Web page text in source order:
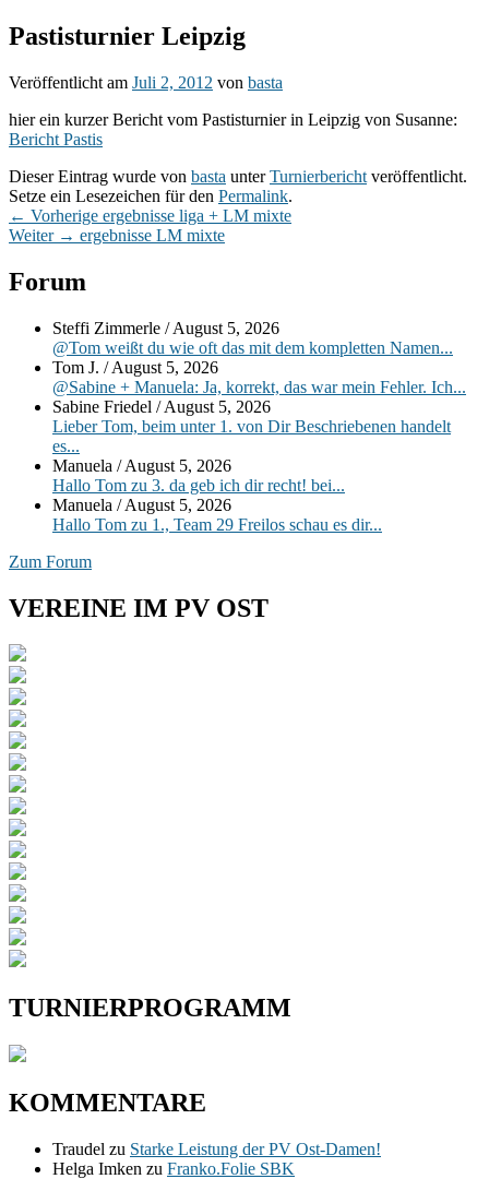
Pastisturnier Leipzig
Veröffentlicht am Juli 2, 2012 von basta
hier ein kurzer Bericht vom Pastisturnier in Leipzig von Susanne:
Bericht Pastis
Dieser Eintrag wurde von basta unterTurnierbericht veröffentlicht.
Setze ein Lesezeichen für den Permalink.
Beitragsnavigation
← Vorherige Vorheriger
Beitrag:
ergebnisse liga + LM mixte
Weiter → Nächster
ergebnisse LM mixte
Primärer
Widgetbereich
Forum
Steffi Zimmerle /August 5, 2026
@Tom weißt du wie oft das mit dem kompletten Namen...
Tom J. /August 5, 2026
@Sabine + Manuela: Ja, korrekt, das war mein Fehler. Ich...
Sabine Friedel /August 5, 2026
Lieber Tom, beim unter 1. von Dir Beschriebenen handelt
es...
Manuela /August 5, 2026
Hallo Tom zu 3. da geb ich dir recht! bei...
Manuela /August 5, 2026
Hallo Tom zu 1., Team 29 Freilos schau es dir...
Zum Forum
VEREINE IM PV OST
TURNIERPROGRAMM
KOMMENTARE
Traudel zu Starke Leistung der PV Ost-Damen!
Helga Imken zu Franko.Folie SBK